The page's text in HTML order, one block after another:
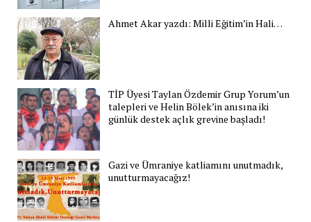
Ahmet Akar yazdı: Milli Eğitim’in Hali…
TİP Üyesi Taylan Özdemir Grup Yorum’un
talepleri ve Helin Bölek’in anısına iki
günlük destek açlık grevine başladı!
Gazi ve Ümraniye katliamını unutmadık,
unutturmayacağız!